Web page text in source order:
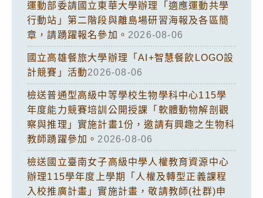
運動部委請國立東華大學辦理「適應運動共學
行動站」第二階段與離島場研習海報及各區簡
章，請踴躍報名參加。 2026-08-06
國立高雄餐旅大學辦理「AI+智慧餐飲LOGO設
計競賽」活動2026-08-06
檢送普通型高級中等學校生物學科中心115學
年度能力競賽培訓公開授課「軟體動物解剖觀
察與推理」實施計畫1份，邀請有興趣之生物科
教師踴躍參加。 2026-08-06
檢送國立臺南女子高級中學人權教育資源中心
辦理115學年度上學期「人權及轉型正義課程
入校推廣計畫」實施計畫，敬請教師(社群)申